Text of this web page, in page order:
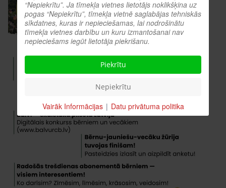
“Nepiekrītu”. Ja tīmekļa vietnes lietotājs noklikšķina uz
pogas “Nepiekrītu”, tīmekļa vietnē saglabājas tehniskās
sīkdatnes, kuras ir nepieciešamas, lai nodrošinātu
tīmekļa vietnes darbību un kuru izmantošanai nav
nepieciešams iegūt lietotāja piekrišanu.
Piekrītu
Nepiekrītu
Vairāk Informācijas | Datu privātuma politika